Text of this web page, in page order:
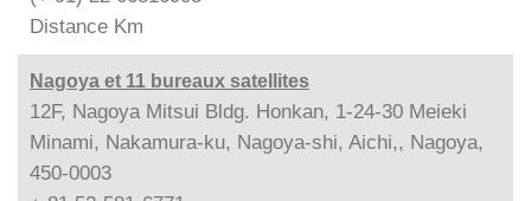
Distance Km
Nagoya et 11 bureaux satellites
12F, Nagoya Mitsui Bldg. Honkan, 1-24-30 Meieki
Minami, Nakamura-ku, Nagoya-shi, Aichi,, Nagoya,
450-0003